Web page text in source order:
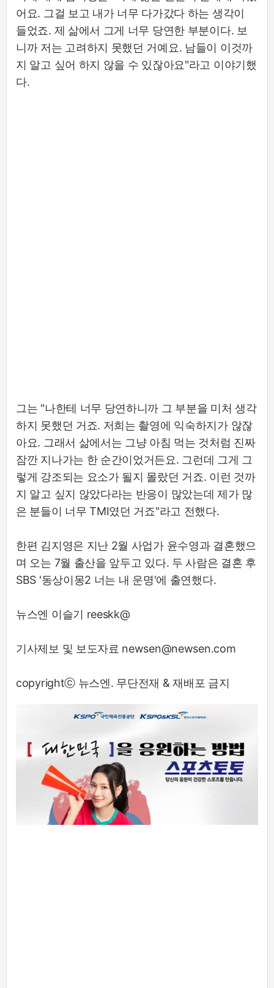
어요. 그걸 보고 내가 너무 다가갔다 하는 생각이
들었죠. 제 삶에서 그게 너무 당연한 부분이다. 보
니까 저는 고려하지 못했던 거예요. 남들이 이것까
지 알고 싶어 하지 않을 수 있잖아요"라고 이야기했
다.
그는 "나한테 너무 당연하니까 그 부분을 미처 생각
하지 못했던 거죠. 저희는 촬영에 익숙하지가 않잖
아요. 그래서 삶에서는 그냥 아침 먹는 것처럼 진짜
잠깐 지나가는 한 순간이었거든요. 그런데 그게 그
렇게 강조되는 요소가 될지 몰랐던 거죠. 이런 것까
지 알고 싶지 않았다라는 반응이 많았는데 제가 많
은 분들이 너무 TMI였던 거죠"라고 전했다.
한편 김지영은 지난 2월 사업가 윤수영과 결혼했으
며 오는 7월 출산을 앞두고 있다. 두 사람은 결혼 후
SBS '동상이몽2 너는 내 운명'에 출연했다.
뉴스엔 이슬기 reeskk@
기사제보 및 보도자료 newsen@newsen.com
copyrightⓒ 뉴스엔. 무단전재 & 재배포 금지